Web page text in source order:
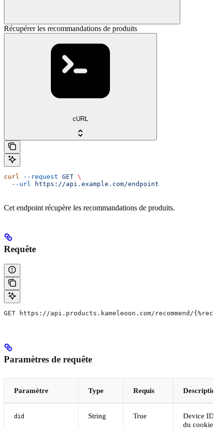
Récupérer les recommandations de produits
cURL
curl --request GET \
  --url
https://api.example.com/endpoint
Cet endpoint récupère les recommandations de produits.
Requête
GET https://api.products.kameleoon.com/recommend/
Paramètres de requête
Paramètre Type Requis
did String True
Device
du cookie